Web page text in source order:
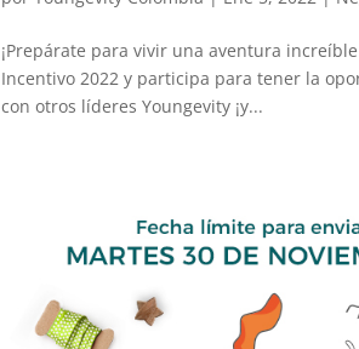
¡Prepárate para vivir una aventura
Incentivo 2022 y participa para tener la
con otros líderes Youngevity ¡y...